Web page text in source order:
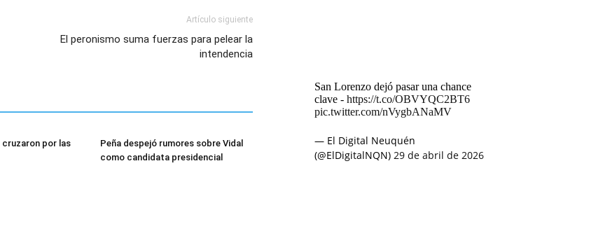
Artículo siguiente
El peronismo suma fuerzas para pelear la
intendencia
cruzaron por las
Peña despejó rumores sobre Vidal
como candidata presidencial
San Lorenzo dejó pasar una chance
clave - https://t.co/OBVYQC2BT6
pic.twitter.com/nVygbANaMV
— El Digital Neuquén
(@ElDigitalNQN) 29 de abril de 2026